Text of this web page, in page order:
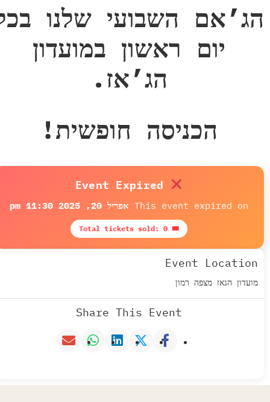
השבועי שלנו בכל
יום ראשון במועדון
הג’אז.
הכניסה חופשית!
Event Expired
This event expired on אפריל 20, 2025 11:30 pm
🎟 Total tickets sold: 0
Event Location
מועדון הגאז מצפה רמון
Share This Event